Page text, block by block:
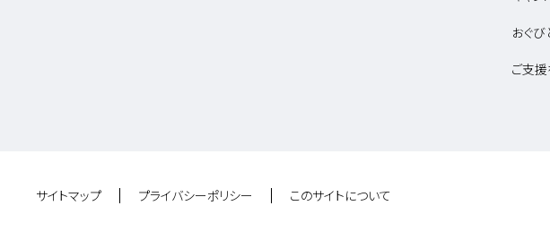
おぐび
ご支
サイトマップ プライバシーポリシー このサイトについて